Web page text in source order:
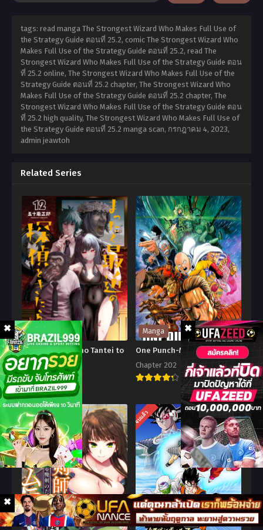
tags: read manga The Strongest Wizard Who Makes Full Use of
the Strategy Guide ตอนที่ 25.2, comic The Strongest Wizard Who
Makes Full Use of the Strategy Guide ตอนที่ 25.2, read The
Strongest Wizard Who Makes Full Use of the Strategy Guide ตอน
ที่ 25.2 online, The Strongest Wizard Who Makes Full Use of the
Strategy Guide ตอนที่ 25.2 chapter, The Strongest Wizard Who
Makes Full Use of the Strategy Guide ตอนที่ 25.2 chapter, The
Strongest Wizard Who Makes Full Use of the Strategy Guide ตอน
ที่ 25.2 high quality, The Strongest Wizard Who Makes Full Use of
the Strategy Guide ตอนที่ 25.2 manga scan, กรกฎาคม 4, 2023,
admin jeawtoh
Related Series
Manga
Mattaku Saikin no Tantei to
Kitara
Chapter 75
7.6
Mattaku
Saikin
no
Tantei
to
Kitara
Manga
One Punch-Man วันพันช์แมน
Chapter 202
8.8
Punch-
Man
วัน
พัน
ช์
แมน
จบแล้ว